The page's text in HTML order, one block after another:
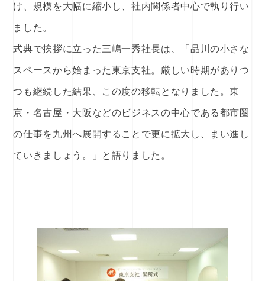
け、規模を大幅に縮小し、社内関係者中心で執り行い
ました。
式典で挨拶に立った三嶋一秀社長は、「品川の小さな
スペースから始まった東京支社。厳しい時期がありつ
つも継続した結果、この度の移転となりました。東
京・名古屋・大阪などのビジネスの中心である都市圏
の仕事を九州へ展開することで更に拡大し、まい進し
ていきましょう。」と語りました。